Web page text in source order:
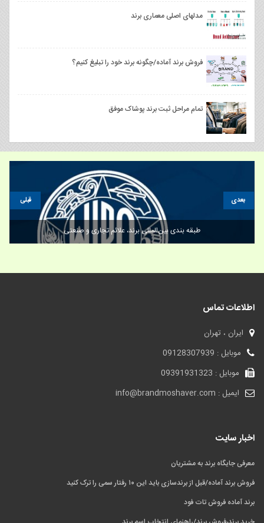
مدلهای اصلی معماری برند
فروش برند آماده/چگونه برند خود را تبلیغ کنیم؟
تمام مراحل ثبت برند پوشاک موفق
طبقه بندی بین‌المللی برند، علائم تجاری و صنعتی
قبلی بعدی
اطلاعات تماس
ایران ، تهران
موبایل : 09128307939
موبایل : 09391931323
ایمیل : info@brandmoshaver.com
اخبار سایت
معرفی جایگاه برند به مشتریان
فروش برند آماده/قبل از برندسازی باید این ۱۰ رفتار سمی را ترک کنید
برند آماده فروش تات فود